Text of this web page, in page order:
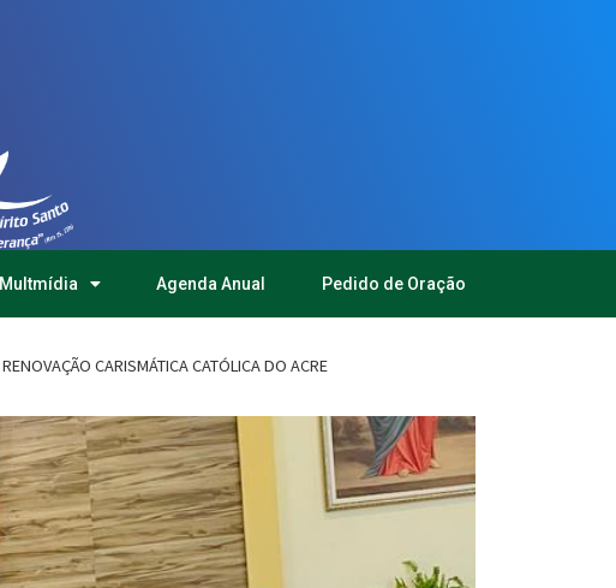
Multmídia Agenda Anual Pedido de Oração
CARISMÁTICA CATÓLICA DO ACRE